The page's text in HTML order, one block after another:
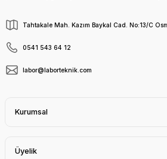
Tahtakale Mah. Kazım Baykal Cad. No:13/C
0541 543 64 12
labor@laborteknik.com
Kurumsal
Üyelik